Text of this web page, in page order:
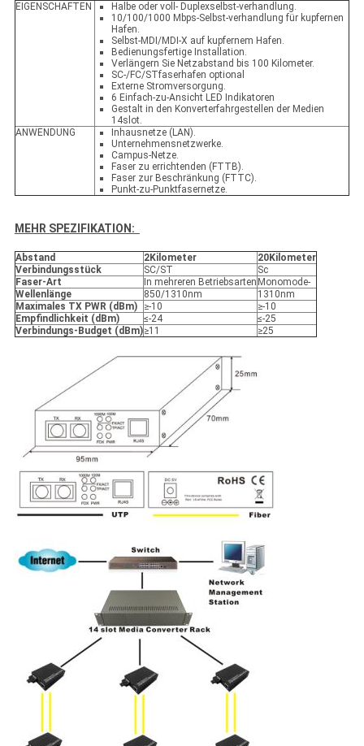
EIGENSCHAFTEN
Halbe oder voll- Duplexselbst-verhandlung.
10/100/1000 Mbps-Selbst-verhandlung für kupfernen
Hafen.
Selbst-MDI/MDI-X auf kupfernem Hafen.
Bedienungsfertige Installation.
Verlängern Sie Netzabstand bis 100 Kilometer.
SC-/FC/STfaserhafen optional
Externe Stromversorgung.
6 Einfach-zu-Ansicht LED Indikatoren
Gestalt in den Konverterfahrgestellen der Medien
14slot.
ANWENDUNG
Inhausnetze (LAN).
Unternehmensnetzwerke.
Campus-Netze.
Faser zu errichtenden (FTTB).
Faser zur Beschränkung (FTTC).
Punkt-zu-Punktfasernetze.
MEHR SPEZIFIKATION:
Abstand 2Kilometer
20Kilometer
Verbindungsstück
SC/ST
Sc
Faser-Art
In mehreren Betriebsarten Monomode-
Wellenlänge
850/1310nm
1310nm
Maximales TX PWR (dBm)
≥-10
≥-10
Empfindlichkeit (dBm)
≤-24
≤-25
Verbindungs-Budget (dBm)≥11 ≥25